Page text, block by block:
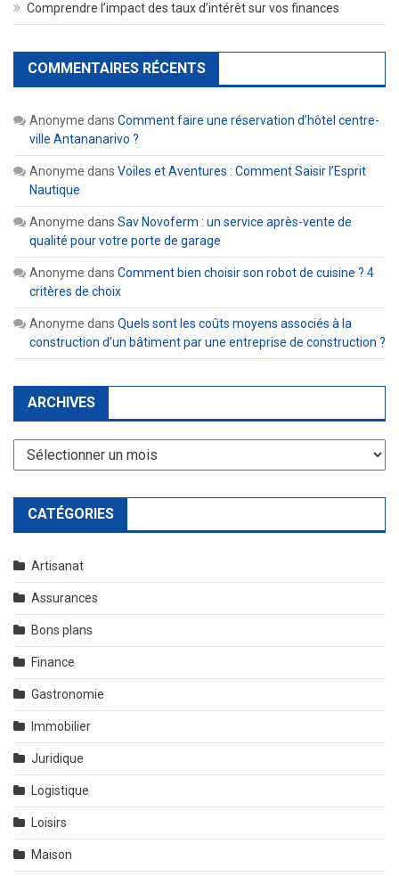
Comprendre l’impact des taux d’intérêt sur vos finances
COMMENTAIRES RÉCENTS
Anonyme dans Comment faire une réservation d’hôtel centre-
ville Antananarivo ?
Anonyme dans Voiles et Aventures : Comment Saisir l’Esprit
Nautique
Anonyme dans Sav Novoferm : un service après-vente de
qualité pour votre porte de garage
Anonyme dans Comment bien choisir son robot de cuisine ? 4
critères de choix
Anonyme dans Quels sont les coûts moyens associés à la
construction d’un bâtiment par une entreprise de construction ?
ARCHIVES
Archives
CATÉGORIES
Artisanat
Assurances
Bons plans
Finance
Gastronomie
Immobilier
Juridique
Logistique
Loisirs
Maison